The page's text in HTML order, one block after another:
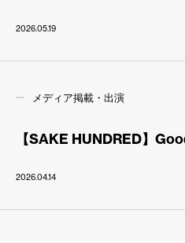
2026.05.19
メディア掲載・出演
【SAKE HUNDRED】
2026.04.14